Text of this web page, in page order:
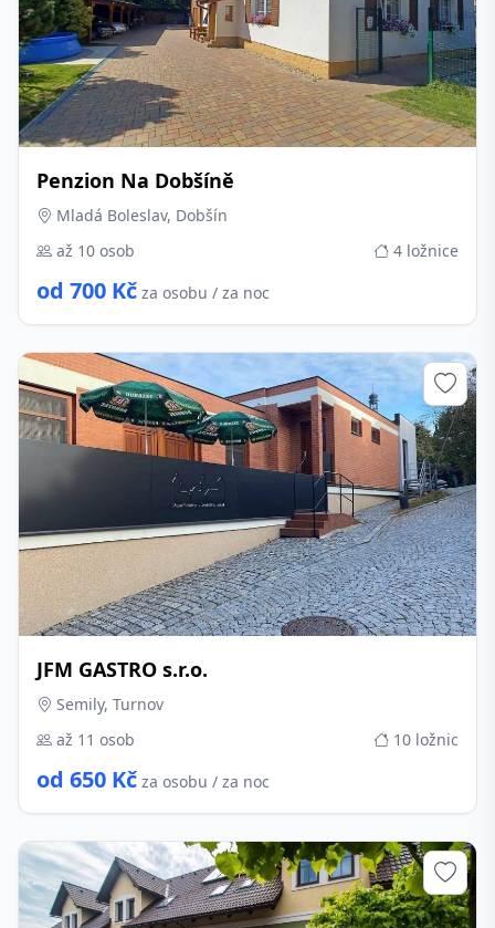
Penzion Na Dobšíně
Mladá Boleslav, Dobšín
až 10 osob
4 ložnice
od 700 Kč za osobu / za noc
JFM GASTRO s.r.o.
Semily, Turnov
až 11 osob
10 ložnic
od 650 Kč za osobu / za noc